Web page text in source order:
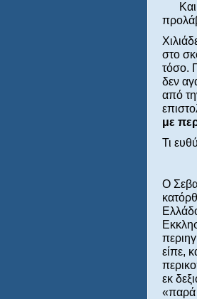
Και
στο
τόσο.
δεν
από
με
Τι
Ο
είπε,
εκ
«παρά